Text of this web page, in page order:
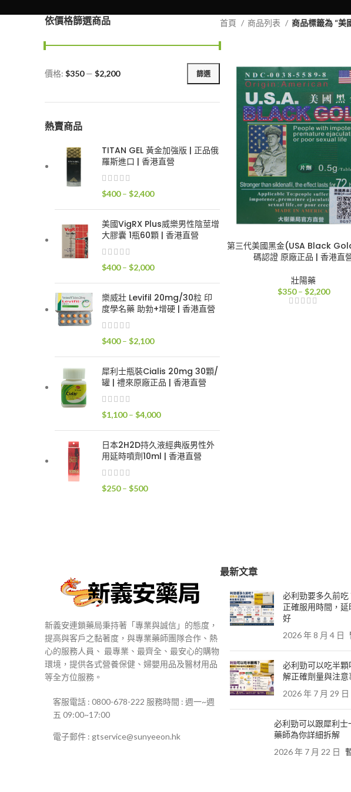
依價格篩選商品
最
價
最
價
篩選
價格: $350— $2,200
熱賣商品
TITAN GEL 黃金加強版 | 正品俄
羅斯進口 | 香港直營
$400 – $2,400價
圍：
$2,400
美國VigRX Plus威樂男性陰莖增
大膠囊 1瓶60顆 | 香港直營
$400 – $2,000價
範
圍：
$2,000
樂威壯 Levifil 20mg/30粒 印
度學名藥 助勃+增硬 | 香港直營
$400 – $2,100價
範
圍：
$2,100
犀利士瓶裝Cialis 20mg 30顆/
罐 | 禮來原廠正品 | 香港直營
$1,100 – $4,000價
範
圍：
日本2H2D持久液經典版男性外
用延時噴劑10ml | 香港直營
$250 – $500價
首頁 商品列表 商品標籤為 “美
第三代美國黑金(USA Black
碼認證 原廠正品 | 香港直
壯陽藥
$350 – $2,200價
新義安連鎖藥局秉持著「專業與誠信」的態度，
提高與客戶之黏著度，與專業藥師團隊合作、熱
心的服務人員、 最專業、最齊全、最安心的購物
環境，提供各式營養保健、婦嬰用品及醫材用品
等全方位服務。
客服電話 : 0800-678-222 服務時間 : 週一~週
五 09:00~17:00
電子郵件 : gtservice@sunyeeon.hk
最新文章
必利勁要多久前
正確服用時間，
好
2026 年 8 月 4 日
必利勁可以吃半
解正確劑量與注意
2026 年 7 月 29 日
必利勁可以跟犀利士
藥師為你詳細拆解
2026 年 7 月 22 日